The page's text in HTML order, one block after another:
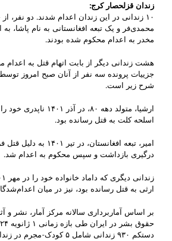
زندان قزلحصار کرج:
۱۰ زندانی در این زندان اعدام شدند. دو
محمدی‌فر و یک تبعه افغانستانی به نام پاشا، به
مخدر به اعدام محکوم شده بودند.
هشت زندانی دیگر از بابت اتهام قتل به اعدام
جزییات پرونده سه نفر از آنان صبح امروز
شرح زیر است.
ارشیا، متولد دهه ۸۰، در
اسلحه کلت به قتل رسانده بود.
امیر، تبعه افغانستان،
درگیری بازداشت و سپس محکوم به اعدام شد.
ارثی به قتل رسانده بود، نیز در میان
بر اساس آماربرداری سالانه مرکز آمار، نشر و
دستکم ۹۳۰ زندانی شامل ۵